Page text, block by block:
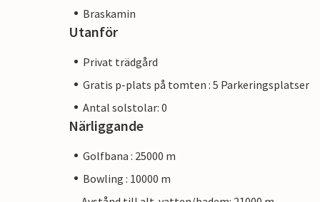
Braskamin
Utanför
Privat trädgård
Gratis p-plats på tomten : 5 Parkeringsplatser
Antal solstolar: 0
Närliggande
Golfbana : 25000 m
Bowling : 10000 m